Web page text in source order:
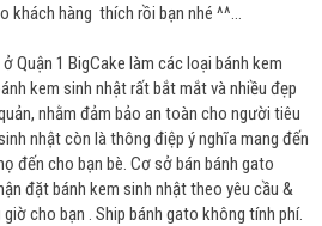
khách hàng thích rồi bạn nhé ^^…
Quận 1 BigCake làm các loại bánh kem
kem sinh nhật rất bắt mắt và nhiều đẹp
nhằm đảm bảo an toàn cho người tiêu
nhật còn là thông điệp ý nghĩa mang đến
đến cho bạn bè. Cơ sở bán bánh gato
đặt bánh kem sinh nhật theo yêu cầu &
cho bạn . Ship bánh gato không tính phí.